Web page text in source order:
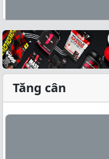
Tăng cân